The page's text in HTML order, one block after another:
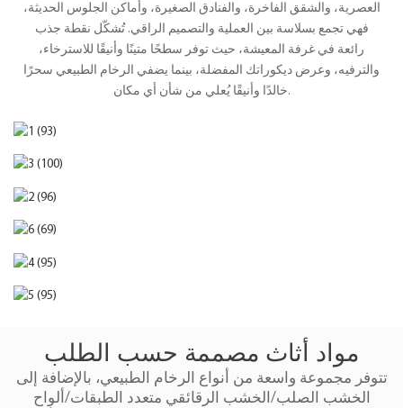
العصرية، والشقق الفاخرة، والفنادق الصغيرة، وأماكن الجلوس الحديثة،
فهي تجمع بسلاسة بين العملية والتصميم الراقي. تُشكّل نقطة جذب
رائعة في غرفة المعيشة، حيث توفر سطحًا متينًا وأنيقًا للاسترخاء،
والترفيه، وعرض ديكوراتك المفضلة، بينما يضفي الرخام الطبيعي سحرًا
خالدًا وأنيقًا يُعلي من شأن أي مكان.
مواد أثاث مصممة حسب الطلب
تتوفر مجموعة واسعة من أنواع الرخام الطبيعي، بالإضافة إلى
الخشب الصلب/الخشب الرقائقي متعدد الطبقات/ألواح